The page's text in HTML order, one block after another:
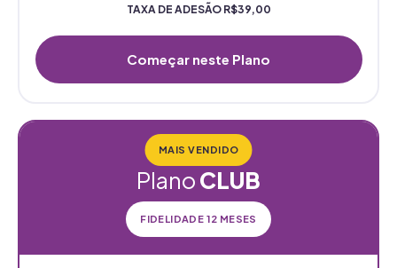
TAXA DE ADESÃO R$39,00
Começar neste Plano
MAIS VENDIDO
PlanoCLUB
FIDELIDADE 12 MESES